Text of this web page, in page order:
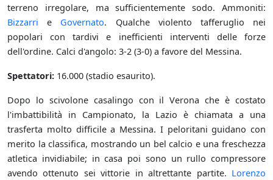
terreno irregolare, ma sufficientemente sodo. Ammoniti:
Bizzarri e Governato. Qualche violento tafferuglio nei
popolari con tardivi e inefficienti interventi delle forze
dell'ordine. Calci d'angolo: 3-2 (3-0) a favore del Messina.
Spettatori: 16.000 (stadio esaurito).
Dopo lo scivolone casalingo con il Verona che è costato
l'imbattibilità in Campionato, la Lazio è chiamata a una
trasferta molto difficile a Messina. I peloritani guidano con
merito la classifica, mostrando un bel calcio e una freschezza
atletica invidiabile; in casa poi sono un rullo compressore
avendo ottenuto sei vittorie in altrettante partite. Lorenzo